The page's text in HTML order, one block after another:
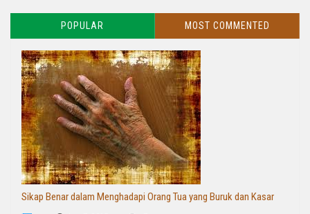
POPULAR MOST COMMENTED
Sikap Benar dalam Menghadapi Orang Tua yang Buruk dan Kasar